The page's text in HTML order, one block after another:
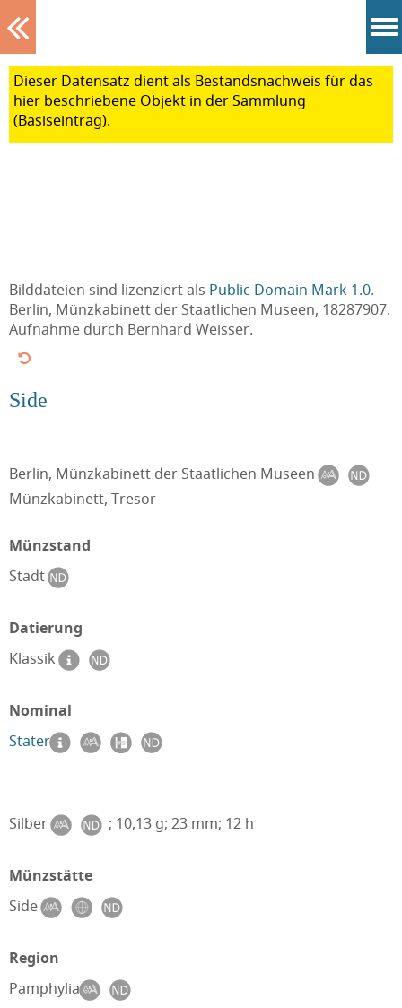
Dieser Datensatz dient als Bestandsnachweis für das
hier beschriebene Objekt in der Sammlung
(Basiseintrag).
Bilddateien sind lizenziert als Public Domain Mark 1.0.
Berlin, Münzkabinett der Staatlichen Museen, 18287907.
Aufnahme durch Bernhard Weisser.
Side
Berlin, Münzkabinett der Staatlichen Museen
Münzkabinett, Tresor
Münzstand
Stadt
Datierung
Klassik
Nominal
Stater
Silber ; 10,13 g; 23 mm; 12 h
Münzstätte
Side
Region
Pamphylia